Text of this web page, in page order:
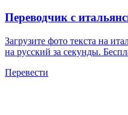
Переводчик с
Загрузите фото текста на
на русский за секунды.
Перевести